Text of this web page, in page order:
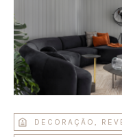
DECORAÇÃO ,